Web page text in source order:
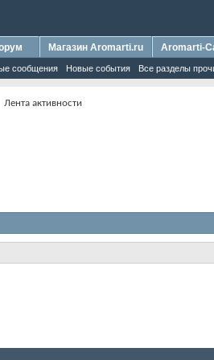
сообщения Новые события Все разделы
Магазин Aromarti.ru Aromarti-
Лента активности